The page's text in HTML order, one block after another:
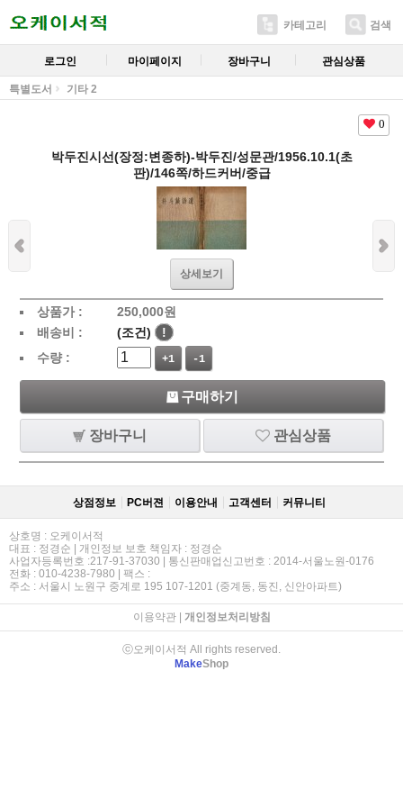
카테고리 검색
로그인 마이페이지 장바구니 관심상품
특별도서 기타 2
0
박두진시선(장정:변종하)-박두진/성문관/1956.10.1(초
판)/146쪽/하드커버/중급
상세보기
상품가 : 250,000원
배송비 :
(조건)
!
수량 :
+1 -1
구매하기
장바구니 관심상품
상점정보 PC버젼 이용안내 고객센터 커뮤니티
상호명 : 오케이서적
대표 : 정경순 | 개인정보 보호 책임자 : 정경순
사업자등록번호 :217-91-37030 | 통신판매업신고번호 : 2014-서울노원-0176
전화 : 010-4238-7980 | 팩스 :
주소 : 서울시 노원구 중계로 195 107-1201 (중계동, 동진, 신안아파트)
이용약관| 개인정보처리방침
ⓒ오케이서적 All rights reserved.
MakeShop